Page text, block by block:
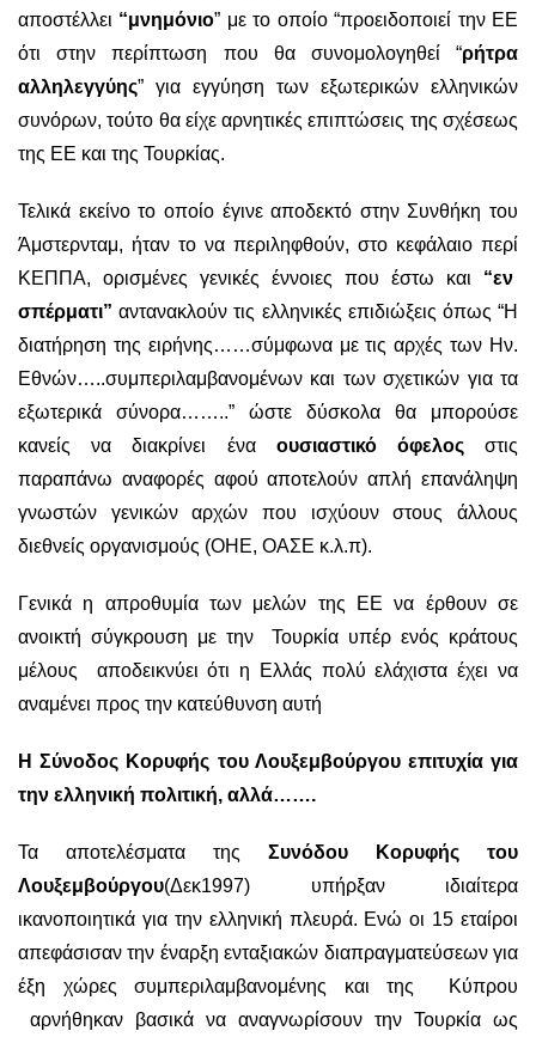
αποστέλλει “μνημόνιο” με το οποίο “προειδοποιεί την ΕΕ
ότι στην περίπτωση που θα συνομολογηθεί “ρήτρα
αλληλεγγύης” για εγγύηση των εξωτερικών ελληνικών
συνόρων, τούτο θα είχε αρνητικές επιπτώσεις της σχέσεως
της ΕΕ και της Τουρκίας.
Τελικά εκείνο το οποίο έγινε αποδεκτό στην Συνθήκη του
Άμστερνταμ, ήταν το να περιληφθούν, στο κεφάλαιο περί
ΚΕΠΠΑ, ορισμένες γενικές έννοιες που έστω και “εν
σπέρματι” αντανακλούν τις ελληνικές επιδιώξεις όπως “Η
διατήρηση της ειρήνης……σύμφωνα με τις αρχές των Ην.
Εθνών…..συμπεριλαμβανομένων και των σχετικών για τα
εξωτερικά σύνορα……..” ώστε δύσκολα θα μπορούσε
κανείς να διακρίνει ένα ουσιαστικό όφελοςστις
παραπάνω αναφορές αφού αποτελούν απλή επανάληψη
γνωστών γενικών αρχών που ισχύουν στους άλλους
διεθνείς οργανισμούς (ΟΗΕ, ΟΑΣΕ κ.λ.π).
Γενικά η απροθυμία των μελών της ΕΕ να έρθουν σε
ανοικτή σύγκρουση με την Τουρκία υπέρ ενός κράτους
μέλους αποδεικνύει ότι η Ελλάς πολύ ελάχιστα έχει να
αναμένει προς την κατεύθυνση αυτή
Η Σύνοδος Κορυφής του Λουξεμβούργου επιτυχία για
την ελληνική πολιτική, αλλά…….
Τα αποτελέσματα της Συνόδου Κορυφής του
Λουξεμβούργου(Δεκ1997) υπήρξαν ιδιαίτερα
ικανοποιητικά για την ελληνική πλευρά. Ενώ οι 15 εταίροι
απεφάσισαν την έναρξη ενταξιακών διαπραγματεύσεων για
έξη χώρες συμπεριλαμβανομένης και της Κύπρου
αρνήθηκαν βασικά να αναγνωρίσουν την Τουρκία ως